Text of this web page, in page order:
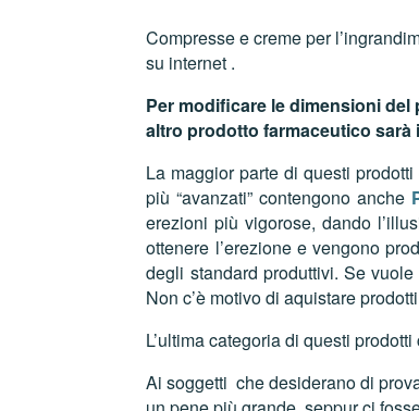
Compresse e creme per
su internet .
Per modificare le dimensioni
altro prodotto farmaceutico
La maggior parte di questi
più “avanzati” contengono anche
erezioni più vigorose, dando
ottenere l’erezione e vengono
degli standard produttivi. Se
Non c’è motivo di aquistare
L’ultima categoria di questi
Ai soggetti che desiderano di